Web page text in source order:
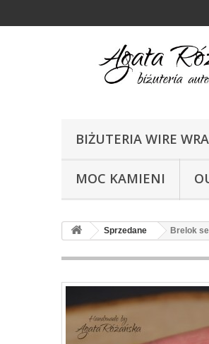
BIŻUTERIA WIRE
MOC KAMIENI
Sprzedane Brelok